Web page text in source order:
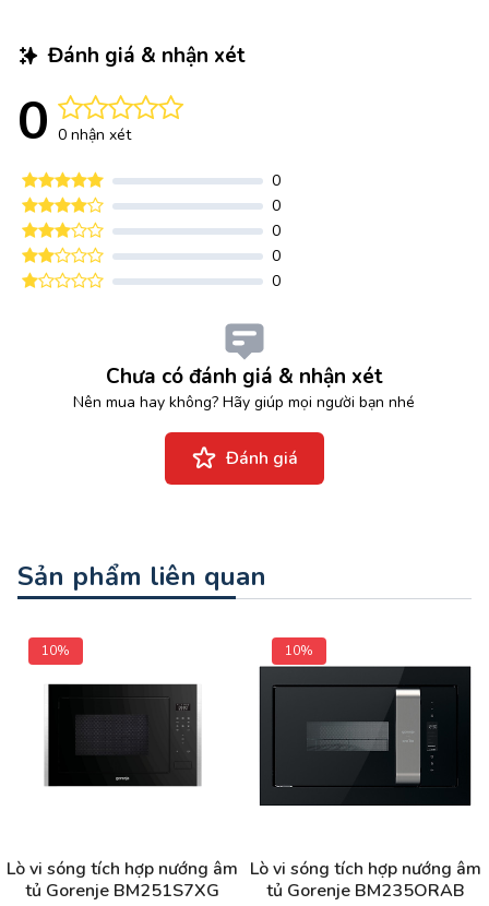
Đánh giá & nhận xét
0 0 nhận xét
0
0
0
0
0
Chưa có đánh giá & nhận xét
Nên mua hay không? Hãy giúp mọi người bạn nhé
Đánh giá
Sản phẩm liên quan
10%
Lò vi sóng tích hợp nướng âm
tủ Gorenje BM251S7XG
10%
Lò vi sóng tích hợp nướng âm
tủ Gorenje BM235ORAB